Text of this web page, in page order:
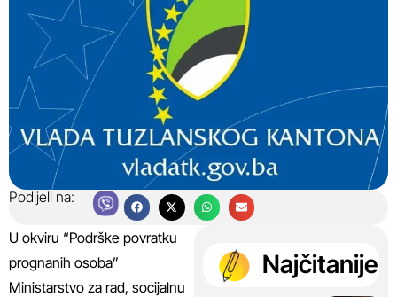
Podijeli na:
U okviru “Podrške povratku
prognanih osoba”
Ministarstvo za rad, socijalnu
Najčitanije